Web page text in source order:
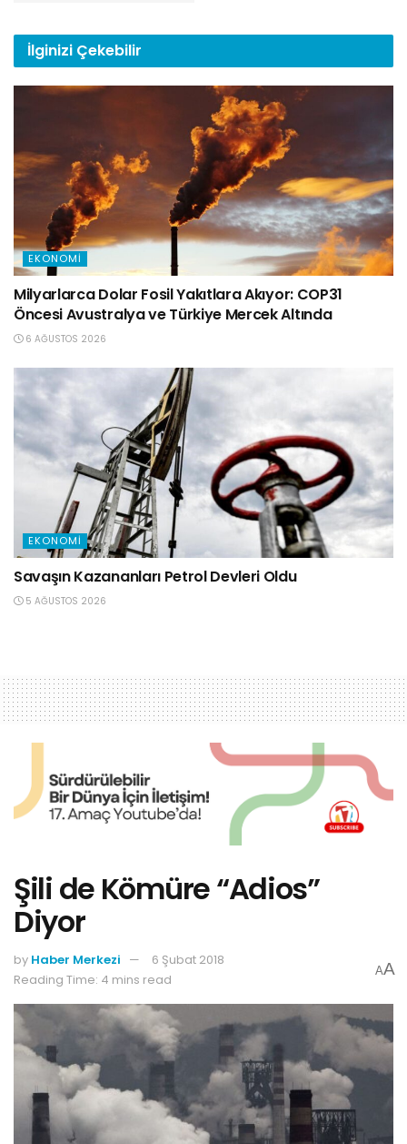
İlginizi Çekebilir
EKONOMI
Milyarlarca Dolar Fosil Yakıtlara Akıyor: COP31
Öncesi Avustralya ve Türkiye Mercek Altında
6 AĞUSTOS 2026
EKONOMI
Savaşın Kazananları Petrol Devleri Oldu
5 AĞUSTOS 2026
Şili de Kömüre “Adios”
Diyor
by Haber Merkezi
6 Şubat 2018
Reading Time: 4 mins read
AA